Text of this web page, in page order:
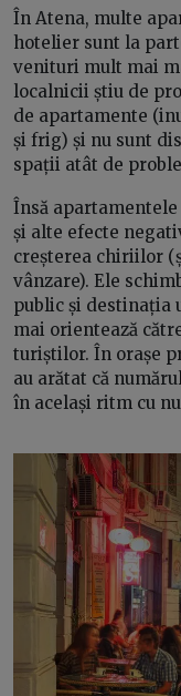
În Atena, multe
hotelier sunt la
venituri mult mai
localnicii știu de
de apartamente
și frig) și nu sunt
spații atât de
Însă
și alte efecte
creșterea chiriilor
vânzare). Ele
public și destinația
mai orientează
turiștilor. În orașe
au arătat că
în același ritm cu